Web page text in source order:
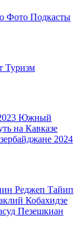
Фото Подкасты
Туризм
Южный
на Кавказе
2024
Реджеп Тайип
Кобахидзе
Пезешкиан